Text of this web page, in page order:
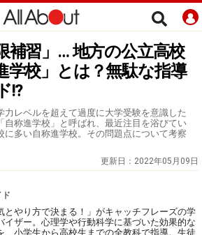
補習」… 地方の公立高校
学校」とは？無駄な指導
!?
力レベルを超えて過度に大学受験を意識した
自称進学校」と呼ばれ、最近注目を浴びてい
に多い自称進学校。その問題点について考察
更新日： 2022年05月09日
ド
とやり方で決まる！」がキャッチフレーズの学
イザー。心理学や行動科学に基づいた効果的な
、小学生から高校生までの全教科で指導。生徒